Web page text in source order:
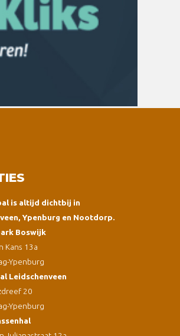
is altijd dichtbij in
Ypenburg en Nootdorp.
Boswijk
Kans 13a
Ypenburg
Leidschenveen
20
Ypenburg